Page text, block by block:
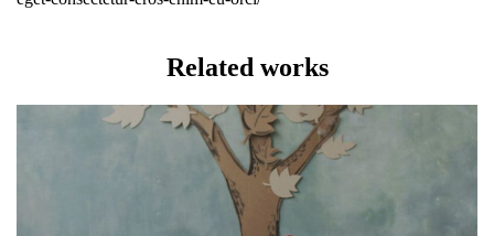
Related works